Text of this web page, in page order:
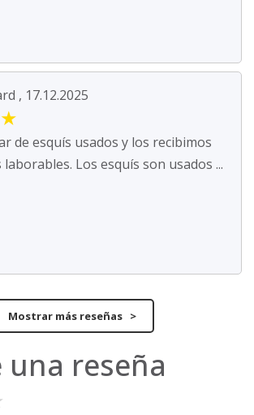
, 17.12.2025
★
de esquís usados y los recibimos
Los esquís son usados ...
Mostrar más reseñas >
una reseña